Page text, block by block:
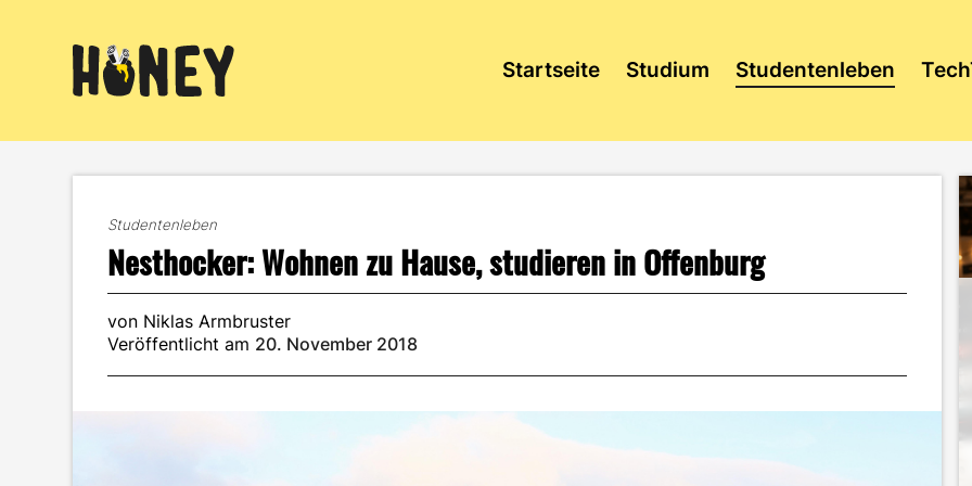
Startseite Studium Studentenleben
Studentenleben
Nesthocker: Wohnen zu Hause, studieren in Offenburg
von Niklas Armbruster
Veröffentlicht am 20. November 2018